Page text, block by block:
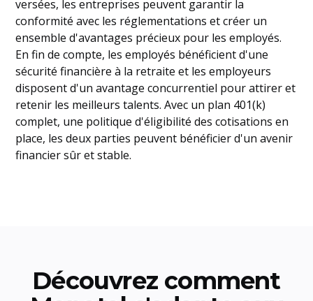
versées, les entreprises peuvent garantir la
conformité avec les réglementations et créer un
ensemble d'avantages précieux pour les employés.
En fin de compte, les employés bénéficient d'une
sécurité financière à la retraite et les employeurs
disposent d'un avantage concurrentiel pour attirer et
retenir les meilleurs talents. Avec un plan 401(k)
complet, une politique d'éligibilité des cotisations en
place, les deux parties peuvent bénéficier d'un avenir
financier sûr et stable.
Découvrez comment